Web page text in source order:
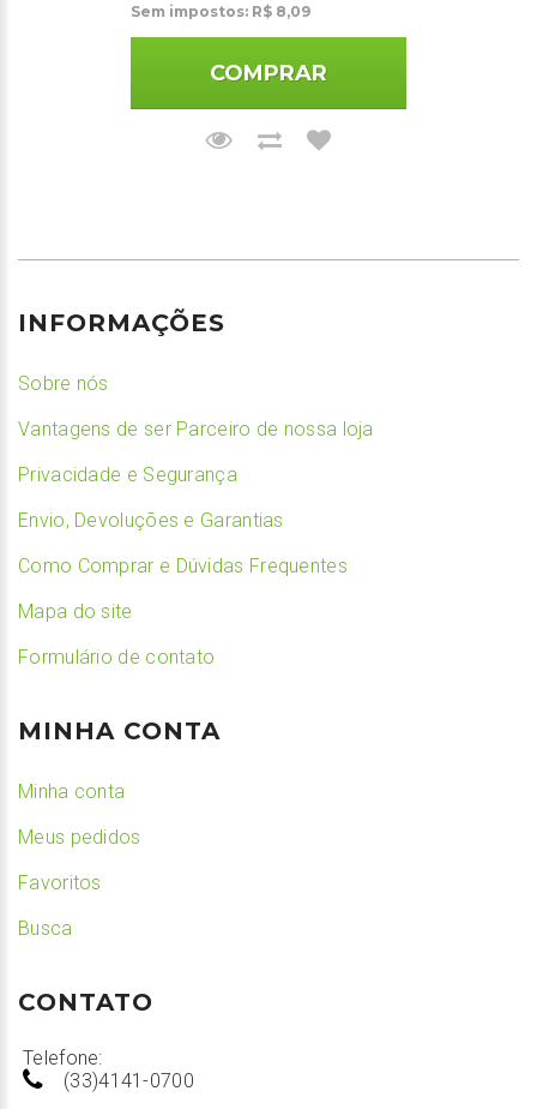
Sem impostos: R$ 8,09
COMPRAR
INFORMAÇÕES
Sobre nós
Vantagens de ser Parceiro de nossa loja
Privacidade e Segurança
Envio, Devoluções e Garantias
Como Comprar e Dúvidas Frequentes
Mapa do site
Formulário de contato
MINHA CONTA
Minha conta
Meus pedidos
Favoritos
Busca
CONTATO
Telefone:
(33)4141-0700